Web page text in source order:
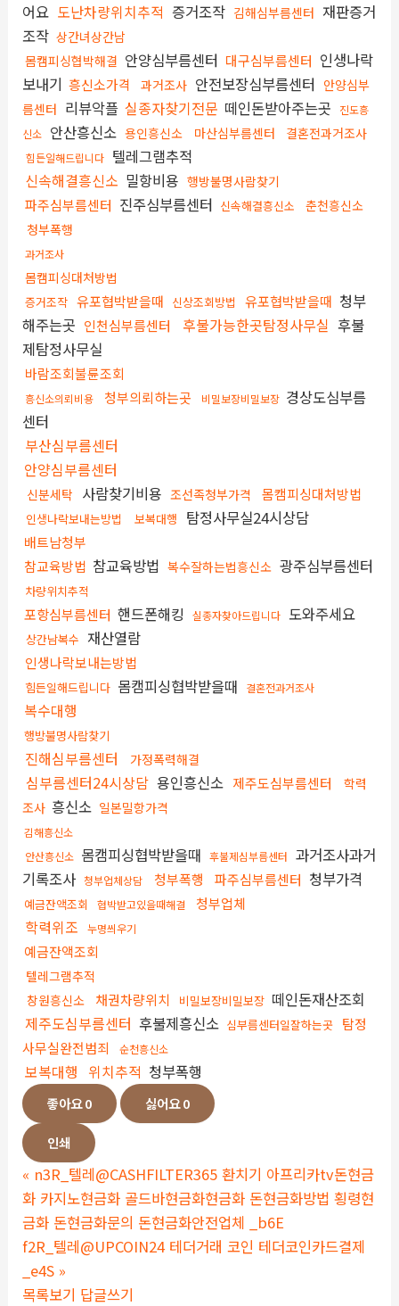
어요 도난차량위치추적 증거조작 김해심부름센터 재판증거
조작 상간녀상간남
몸캠피싱협박해결 안양심부름센터 대구심부름센터 인생나락
보내기 흥신소가격 과거조사 안전보장심부름센터 안양심부
름센터 리뷰악플 실종자찾기전문 떼인돈받아주는곳
진도흥
신소 안산흥신소 용인흥신소 마산심부름센터 결혼전과거조사
힘든일해드립니다 텔레그램추적
신속해결흥신소 밀항비용 행방불명사람찾기
파주심부름센터 진주심부름센터 신속해결흥신소
춘천흥신소
청부폭행
과거조사
몸캠피싱대처방법
증거조작 유포협박받을때 신상조회방법 유포협박받을때 청부
해주는곳 인천심부름센터 후불가능한곳탐정사무실 후불
제탐정사무실
바람조회불륜조회
흥신소의뢰비용 청부의뢰하는곳 비밀보장비밀보장 경상도심부름
센터
부산심부름센터
안양심부름센터
신분세탁 사람찾기비용 조선족청부가격 몸캠피싱대처방법
인생나락보내는방법 보복대행 탐정사무실24시상담
배트남청부
참교육방법 참교육방법 복수잘하는법흥신소 광주심부름센터
차량위치추적
포항심부름센터 핸드폰해킹 실종자찾아드립니다 도와주세요
상간남복수 재산열람
인생나락보내는방법
힘든일해드립니다 몸캠피싱협박받을때 결혼전과거조사
복수대행
행방불명사람찾기
진해심부름센터 가정폭력해결
심부름센터24시상담 용인흥신소 제주도심부름센터
학력
조사 흥신소 일본밀항가격
김해흥신소
안산흥신소 몸캠피싱협박받을때 후불제심부름센터 과거조사과거
기록조사 청부업체상담 청부폭행 파주심부름센터 청부가격
예금잔액조회 협박받고있을때해결 청부업체
학력위조 누명씌우기
예금잔액조회
텔레그램추적
창원흥신소
채권차량위치 비밀보장비밀보장 떼인돈재산조회
제주도심부름센터 후불제흥신소 심부름센터일잘하는곳 탐정
사무실완전범죄
순천흥신소
보복대행 위치추적 청부폭행
좋아요0 싫어요0
인쇄
« n3R_텔레@CASHFILTER365 환치기 아프리카tv돈현금
화 카지노현금화 골드바현금화현금화 돈현금화방법 횡령현
금화 돈현금화문의 돈현금화안전업체 _b6E
f2R_텔레@UPCOIN24 테더거래 코인 테더코인카드결제
_e4S »
목록보기 답글쓰기